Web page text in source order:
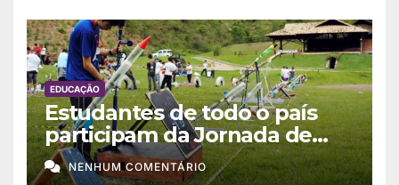
EDUCAÇÃO
Estudantes de todo o país
participam da Jornada de
Foguetes 2026
NENHUM COMENTÁRIO